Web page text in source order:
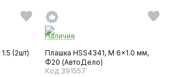
(2шт)
Наличие
Плашка HSS4341, M 6x1.0 мм,
Ф20 (АвтоДело)
Код 391557